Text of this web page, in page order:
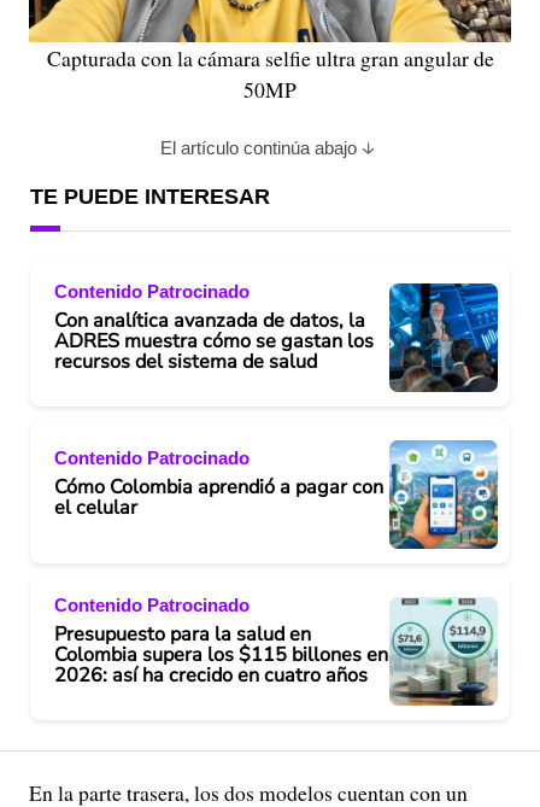
Capturada con la cámara selfie ultra gran angular de
50MP
El artículo continúa abajo
TE PUEDE INTERESAR
Contenido Patrocinado
Con analítica avanzada de datos, la
ADRES muestra cómo se gastan los
recursos del sistema de salud
Contenido Patrocinado
Cómo Colombia aprendió a pagar con
el celular
Contenido Patrocinado
Presupuesto para la salud en
Colombia supera los $115 billones en
2026: así ha crecido en cuatro años
En la parte trasera, los dos modelos cuentan con un